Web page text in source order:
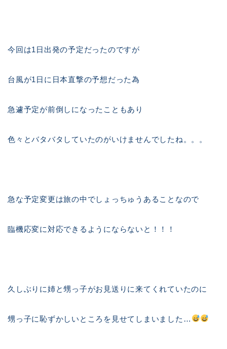
今回は1日出発の予定だったのですが
台風が1日に日本直撃の予想だった為
急遽予定が前倒しになったこともあり
色々とバタバタしていたのがいけませんでしたね。。。
急な予定変更は旅の中でしょっちゅうあることなので
臨機応変に対応できるようにならないと！！！
久しぶりに姉と甥っ子がお見送りに来てくれていたのに
甥っ子に恥ずかしいところを見せてしまいました…